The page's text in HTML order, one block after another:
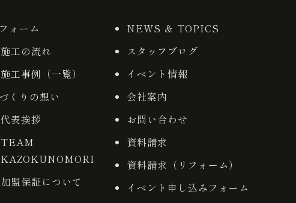
ォーム
施工の流れ
施工事例（一覧）
くりの想い
代表挨拶
TEAM
KAZOKUNOMORI
加盟保証について
NEWS ＆ TOPICS
スタッフブログ
イベント情報
会社案内
お問い合わせ
資料請求
資料請求（リフォーム）
イベント申し込みフォーム